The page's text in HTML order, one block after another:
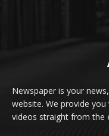
Newspaper is your
website. We provide
videos straight from the